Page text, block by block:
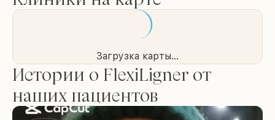
Загрузка карты...
Истории о FlexiLigner от
наших пациентов